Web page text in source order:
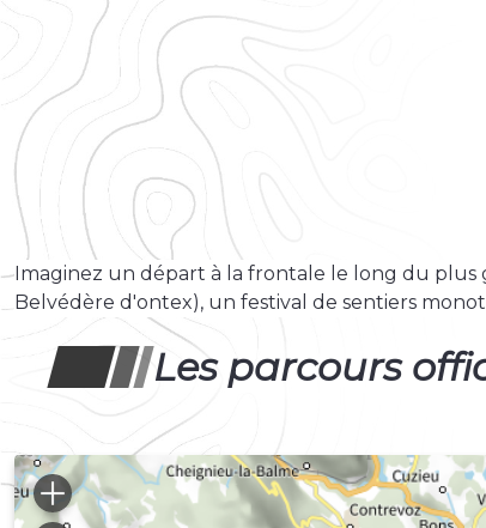
Imaginez un départ à la frontale le long du plus
Belvédère d'ontex), un festival de sentiers
Les parcours